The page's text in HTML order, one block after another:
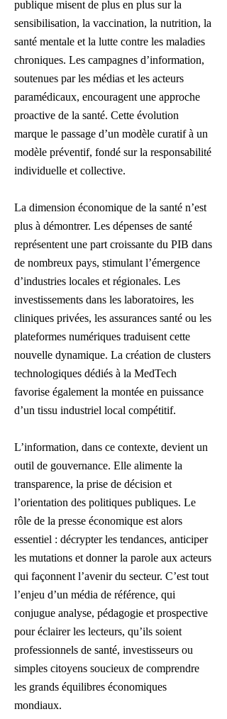
publique misent de plus en plus sur la
sensibilisation, la vaccination, la nutrition, la
santé mentale et la lutte contre les maladies
chroniques. Les campagnes d’information,
soutenues par les médias et les acteurs
paramédicaux, encouragent une approche
proactive de la santé. Cette évolution
marque le passage d’un modèle curatif à un
modèle préventif, fondé sur la responsabilité
individuelle et collective.
La dimension économique de la santé n’est
plus à démontrer. Les dépenses de santé
représentent une part croissante du PIB dans
de nombreux pays, stimulant l’émergence
d’industries locales et régionales. Les
investissements dans les laboratoires, les
cliniques privées, les assurances santé ou les
plateformes numériques traduisent cette
nouvelle dynamique. La création de clusters
technologiques dédiés à la MedTech
favorise également la montée en puissance
d’un tissu industriel local compétitif.
L’information, dans ce contexte, devient un
outil de gouvernance. Elle alimente la
transparence, la prise de décision et
l’orientation des politiques publiques. Le
rôle de la presse économique est alors
essentiel : décrypter les tendances, anticiper
les mutations et donner la parole aux acteurs
qui façonnent l’avenir du secteur. C’est tout
l’enjeu d’un média de référence, qui
conjugue analyse, pédagogie et prospective
pour éclairer les lecteurs, qu’ils soient
professionnels de santé, investisseurs ou
simples citoyens soucieux de comprendre
les grands équilibres économiques
mondiaux.